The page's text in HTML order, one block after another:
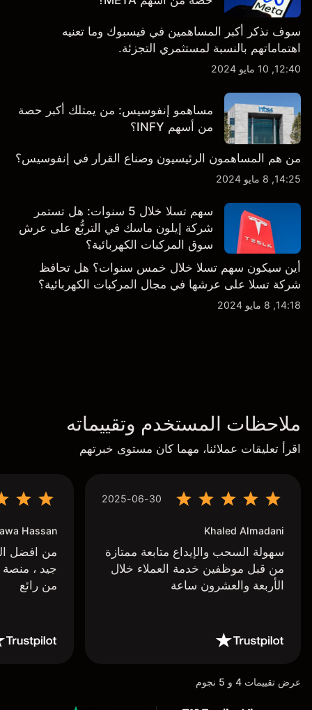
سوف نذكر أكبر المساهمين في فيسبوك وما تعنيه
اهتماماتهم بالنسبة لمستثمري التجزئة.
12:40, 10 مايو 2024
مساهمو إنفوسيس: من يمتلك أكبر حصة
من أسهم INFY؟
من هم المساهمون الرئيسيون وصناع القرار في إنفوسيس؟
14:25, 8 مايو 2024
سهم تسلا خلال 5 سنوات: هل تستمر
شركة إيلون ماسك في التربُّع على عرش
سوق المركبات الكهربائية؟
أين سيكون سهم تسلا خلال خمس سنوات؟ هل تحافظ
شركة تسلا على عرشها في مجال المركبات الكهربائية؟
14:18, 8 مايو 2024
ملاحظات المستخدم وتقييماته
اقرأ تعليقات عملائنا، مهما كان مستوى خبرتهم
2025-06-30
Khaled Almadani
سهولة السحب والإيداع متابعة ممتازة
من قبل موظفين خدمة العملاء خلال
الأربعة والعشرون ساعة
Hassan
من افضل
جيد ،
من رائع
عرض تقييمات 4 و 5 نجوم